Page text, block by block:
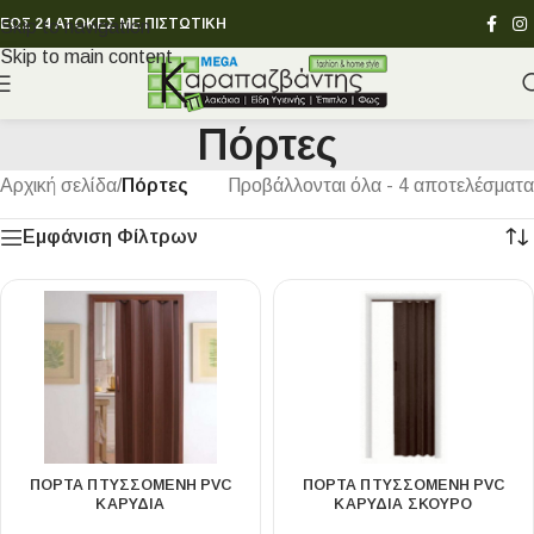
Skip to navigation
Skip to main content
ΕΩΣ 24 ΑΤΟΚΕΣ ΜΕ ΠΙΣΤΩΤΙΚΗ
Πόρτες
Αρχική σελίδα/Πόρτες Προβάλλονται όλα - 4 αποτελέσματα
Εμφάνιση Φίλτρων
ΠΟΡΤΑ ΠΤΥΣΣΟΜΕΝΗ PVC
ΚΑΡΥΔΙΑ
ΠΟΡΤΑ ΠΤΥΣΣΟΜΕΝΗ PVC
ΚΑΡΥΔΙΑ ΣΚΟΥΡΟ